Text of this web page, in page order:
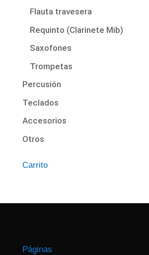
Flauta travesera
Requinto (Clarinete Mib)
Saxofones
Trompetas
Percusión
Teclados
Accesorios
Otros
Carrito
Páginas